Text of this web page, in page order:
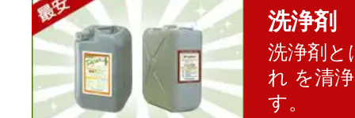
洗浄剤
洗浄剤と
れ を清
す。